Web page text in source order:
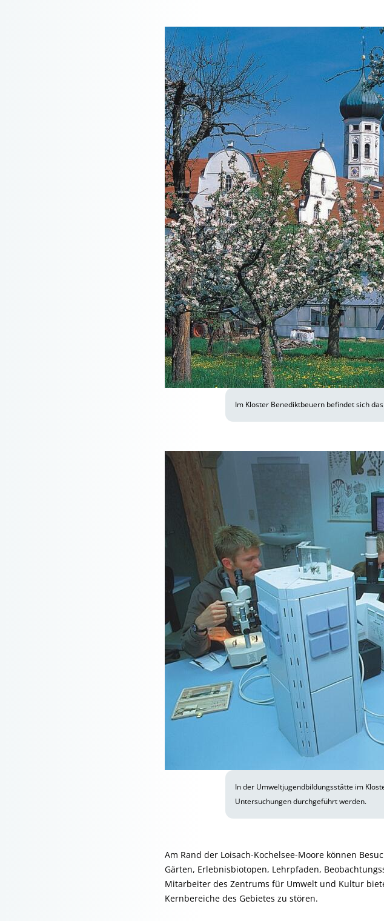
Im Kloster Benediktbeuern befindet sich
In der Umweltjugendbildungsstätte im
Untersuchungen durchgeführt werden.
Am Rand der Loisach-Kochelsee-Moore können
Gärten, Erlebnisbiotopen, Lehrpfaden,
Mitarbeiter des Zentrums für Umwelt und Kultur
Kernbereiche des Gebietes zu stören.